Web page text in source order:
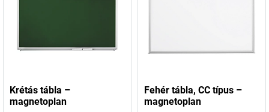
Krétás tábla –
magnetoplan
Fehér tábla, CC típus –
magnetoplan